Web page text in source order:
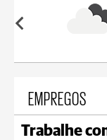
17°C
EMPREGOS
Trabalhe